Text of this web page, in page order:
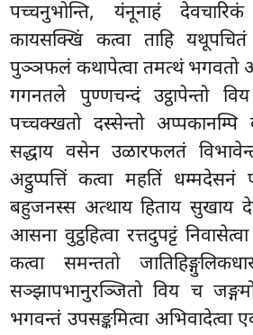
पच्चनुभोन्ति, यंनूनाहं
कायसक्खिं कत्वा ताहि
पुञ्ञफलं कथापेत्वा तमत्थं भगवतो
गगनतले पुण्णचन्दं उट्ठापेन्तो
पच्चक्खतो दस्सेन्तो
सद्धाय वसेन उळारफलतं
अट्ठुप्पत्तिं कत्वा महतिं धम्मदेसनं
बहुजनस्स अत्थाय हिताय सुखाय
आसना वुट्ठहित्वा रत्तदुपट्टं
कत्वा समन्ततो
सञ्झापभानुरञ्जितो विय च
भगवन्तं उपसङ्कमित्वा अभिवादेत्वा